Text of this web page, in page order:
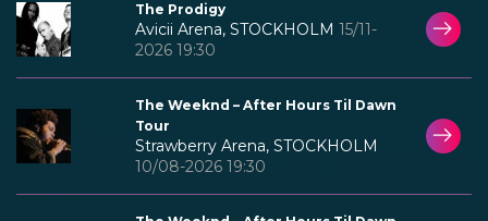
The Prodigy
Avicii Arena, STOCKHOLM 15/11-
2026 19:30
The Weeknd – After Hours Til Dawn
Tour
Strawberry Arena, STOCKHOLM
10/08-2026 19:30